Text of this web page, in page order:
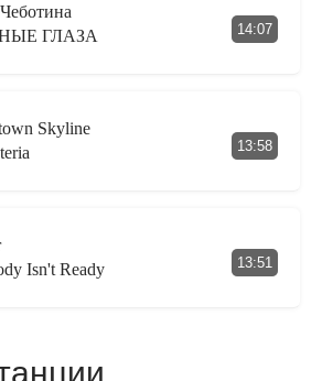
ГЛАЗА
14:07
Skyline
13:58
Isn't Ready
13:51